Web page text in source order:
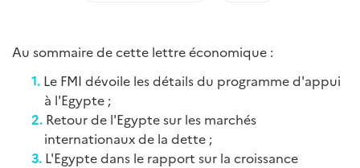
Au sommaire de cette lettre économique :
Le FMI dévoile les détails du programme d'appui
à l'Egypte ;
Retour de l'Egypte sur les marchés
internationaux de la dette ;
L'Egypte dans le rapport sur la croissance